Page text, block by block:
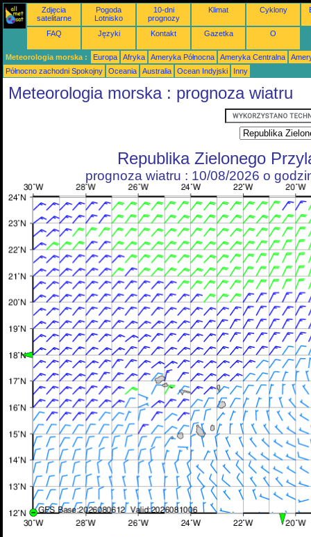
Zdjęcia
satelitarne
Pogoda
Lotnisko
10-dni
prognozy
Klimat Cyklony
FAQ Języki Kontakt Gazetka O
Meteorologia morska : Europa Afryka Ameryka Północna Ameryka Centralna
Północno zachodni Spokojny
Oceania Australia Ocean Indyjski Inny
Meteorologia morska : prognoza wiatru
Republika Zielonego
prognoza wiatru : 10/08/2026 o